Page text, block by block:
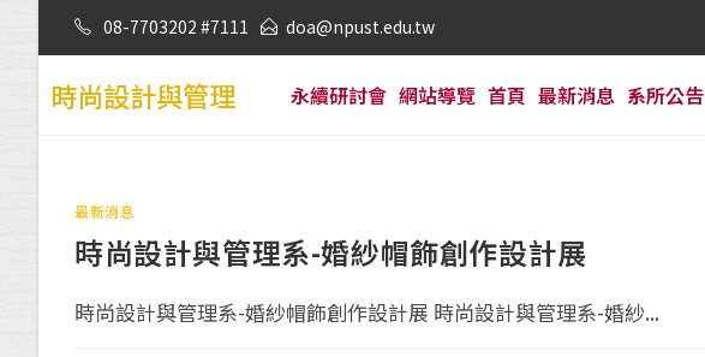
08-7703202 #7111 doa@npust.edu.tw
時尚設計與管理 永續研討會 網站導覽 首頁 最新消息 系所公告
最新消息
時尚設計與管理系-婚紗帽飾創作設計展
時尚設計與管理系-婚紗帽飾創作設計展 時尚設計與管理系-婚紗...